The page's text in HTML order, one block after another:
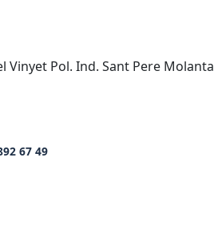
Vinyet Pol. Ind. Sant Pere Molanta
67 49